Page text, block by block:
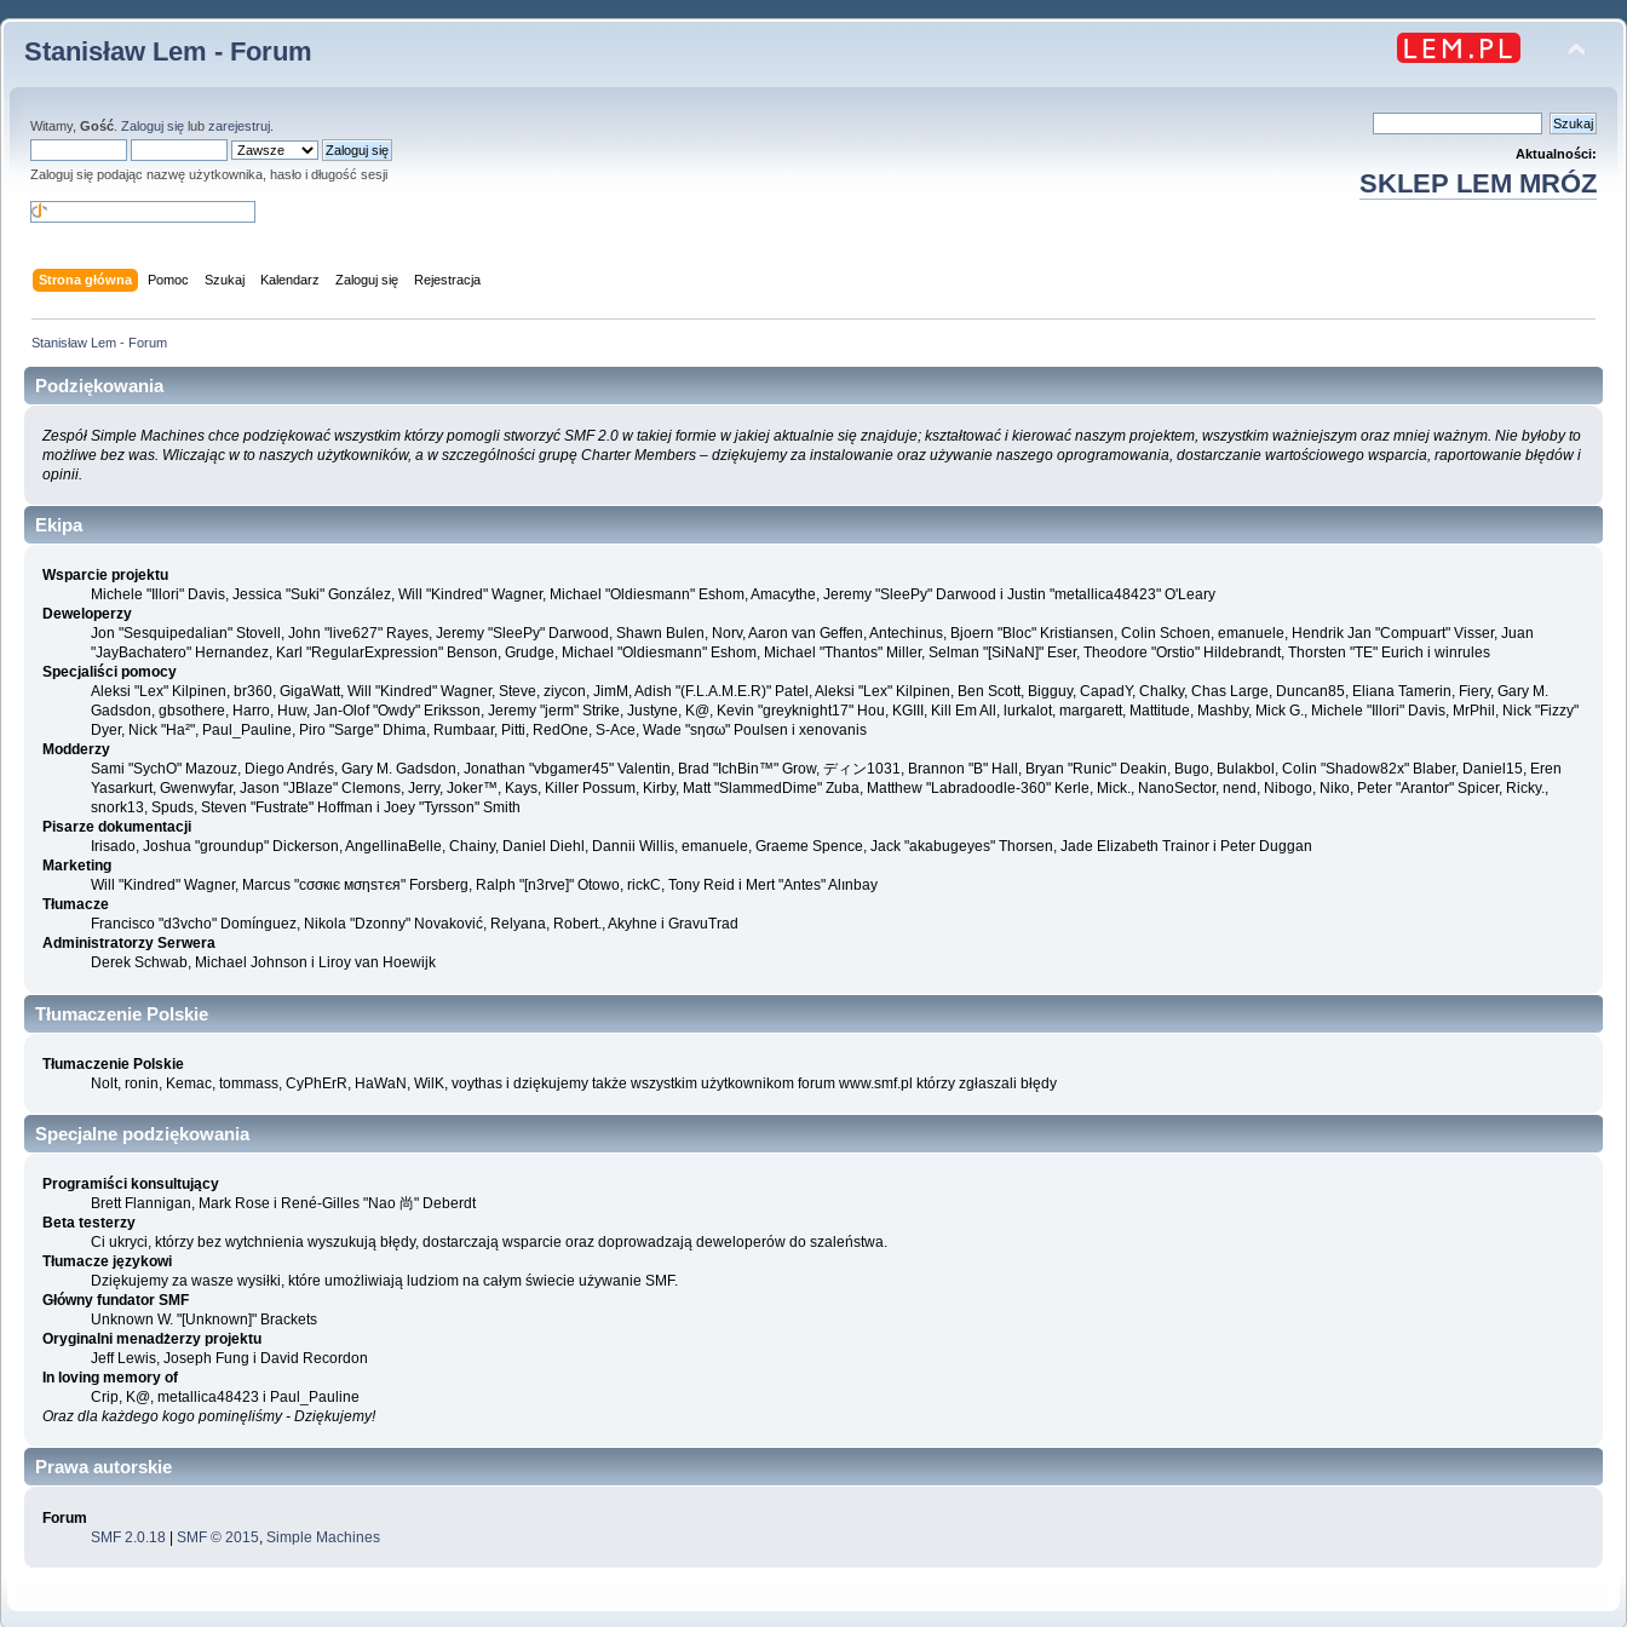
Stanisław Lem - Forum
Witamy, Gość Zaloguj się lub zarejestruj
Zaloguj się podając nazwę użytkownika, hasło i długość sesji
Aktualności:
SKLEP LEM MRÓZ
Strona główna Pomoc Szukaj Kalendarz Zaloguj się Rejestracja
Stanisław Lem - Forum
Podziękowania
Zespół Simple Machines chce podziękować wszystkim którzy pomogli stworzyć SMF 2.0 w takiej formie w jakiej aktualnie się znajduje; kształtować i kierować naszym projektem, wszystkim ważniejszym oraz mniej ważnym. Nie byłoby to
możliwe bez was. Wliczając w to naszych użytkowników, a w szczególności grupę Charter Members – dziękujemy za instalowanie oraz używanie naszego oprogramowania, dostarczanie wartościowego wsparcia, raportowanie błędów i
opinii.
Ekipa
Wsparcie projektu
Michele "Illori" Davis, Jessica "Suki" González, Will "Kindred" Wagner, Michael "Oldiesmann" Eshom, Amacythe, Jeremy "SleePy" Darwood i Justin "metallica48423" O'Leary
Deweloperzy
Jon "Sesquipedalian" Stovell, John "live627" Rayes, Jeremy "SleePy" Darwood, Shawn Bulen, Norv, Aaron van Geffen, Antechinus, Bjoern "Bloc" Kristiansen, Colin Schoen, emanuele, Hendrik Jan "Compuart" Visser, Juan
"JayBachatero" Hernandez, Karl "RegularExpression" Benson, Grudge, Michael "Oldiesmann" Eshom, Michael "Thantos" Miller, Selman "[SiNaN]" Eser, Theodore "Orstio" Hildebrandt, Thorsten "TE" Eurich i winrules
Specjaliści pomocy
Aleksi "Lex" Kilpinen, br360, GigaWatt, Will "Kindred" Wagner, Steve, ziycon, JimM, Adish "(F.L.A.M.E.R)" Patel, Aleksi "Lex" Kilpinen, Ben Scott, Bigguy, CapadY, Chalky, Chas Large, Duncan85, Eliana Tamerin, Fiery, Gary M.
Gadsdon, gbsothere, Harro, Huw, Jan-Olof "Owdy" Eriksson, Jeremy "jerm" Strike, Justyne, K@, Kevin "greyknight17" Hou, KGIII, Kill Em All, lurkalot, margarett, Mattitude, Mashby, Mick G., Michele "Illori" Davis, MrPhil, Nick "Fizzy"
Dyer, Nick "Ha²", Paul_Pauline, Piro "Sarge" Dhima, Rumbaar, Pitti, RedOne, S-Ace, Wade "sησω" Poulsen i xenovanis
Modderzy
Sami "SychO" Mazouz, Diego Andrés, Gary M. Gadsdon, Jonathan "vbgamer45" Valentin, Brad "IchBin™" Grow, ディン1031, Brannon "B" Hall, Bryan "Runic" Deakin, Bugo, Bulakbol, Colin "Shadow82x" Blaber, Daniel15, Eren
Yasarkurt, Gwenwyfar, Jason "JBlaze" Clemons, Jerry, Joker™, Kays, Killer Possum, Kirby, Matt "SlammedDime" Zuba, Matthew "Labradoodle-360" Kerle, Mick., NanoSector, nend, Nibogo, Niko, Peter "Arantor" Spicer, Ricky.,
snork13, Spuds, Steven "Fustrate" Hoffman i Joey "Tyrsson" Smith
Pisarze dokumentacji
Irisado, Joshua "groundup" Dickerson, AngellinaBelle, Chainy, Daniel Diehl, Dannii Willis, emanuele, Graeme Spence, Jack "akabugeyes" Thorsen, Jade Elizabeth Trainor i Peter Duggan
Marketing
Will "Kindred" Wagner, Marcus "cσσкιє мσηѕтєя" Forsberg, Ralph "[n3rve]" Otowo, rickC, Tony Reid i Mert "Antes" Alınbay
Tłumacze
Francisco "d3vcho" Domínguez, Nikola "Dzonny" Novaković, Relyana, Robert., Akyhne i GravuTrad
Administratorzy Serwera
Derek Schwab, Michael Johnson i Liroy van Hoewijk
Tłumaczenie Polskie
Tłumaczenie Polskie
Nolt, ronin, Kemac, tommass, CyPhErR, HaWaN, WilK, voythas i dziękujemy także wszystkim użytkownikom forum www.smf.pl którzy zgłaszali błędy
Specjalne podziękowania
Programiści konsultujący
Brett Flannigan, Mark Rose i René-Gilles "Nao 尚" Deberdt
Beta testerzy
Ci ukryci, którzy bez wytchnienia wyszukują błędy, dostarczają wsparcie oraz doprowadzają deweloperów do szaleństwa.
Tłumacze językowi
Dziękujemy za wasze wysiłki, które umożliwiają ludziom na całym świecie używanie SMF.
Główny fundator SMF
Unknown W. "[Unknown]" Brackets
Oryginalni menadżerzy projektu
Jeff Lewis, Joseph Fung i David Recordon
In loving memory of
Crip, K@, metallica48423 i Paul_Pauline
Oraz dla każdego kogo pominęliśmy - Dziękujemy!
Prawa autorskie
Forum
SMF 2.0.18 | SMF © 2015 Simple Machines